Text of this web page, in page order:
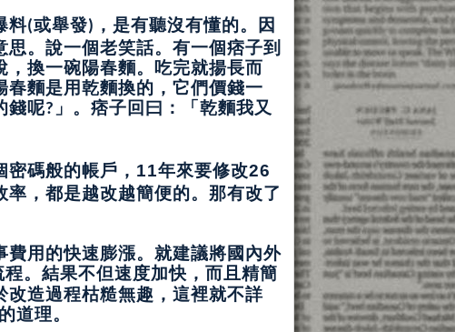
料(或舉發) ，是有聽沒有懂的。因
。說一個老笑話。有一個痞子到
換一碗陽春麵。吃完就揚長而
麵是用乾麵換的，它們價錢一
錢呢? 」。痞子回曰：「乾麵我又
密碼般的帳戶， 11年來要修改26
，都是越改越簡便的。那有改了
用的快速膨漲。就建議將國內外
程。結果不但速度加快，而且精簡
造過程枯糙無趣，這裡就不詳
道理。